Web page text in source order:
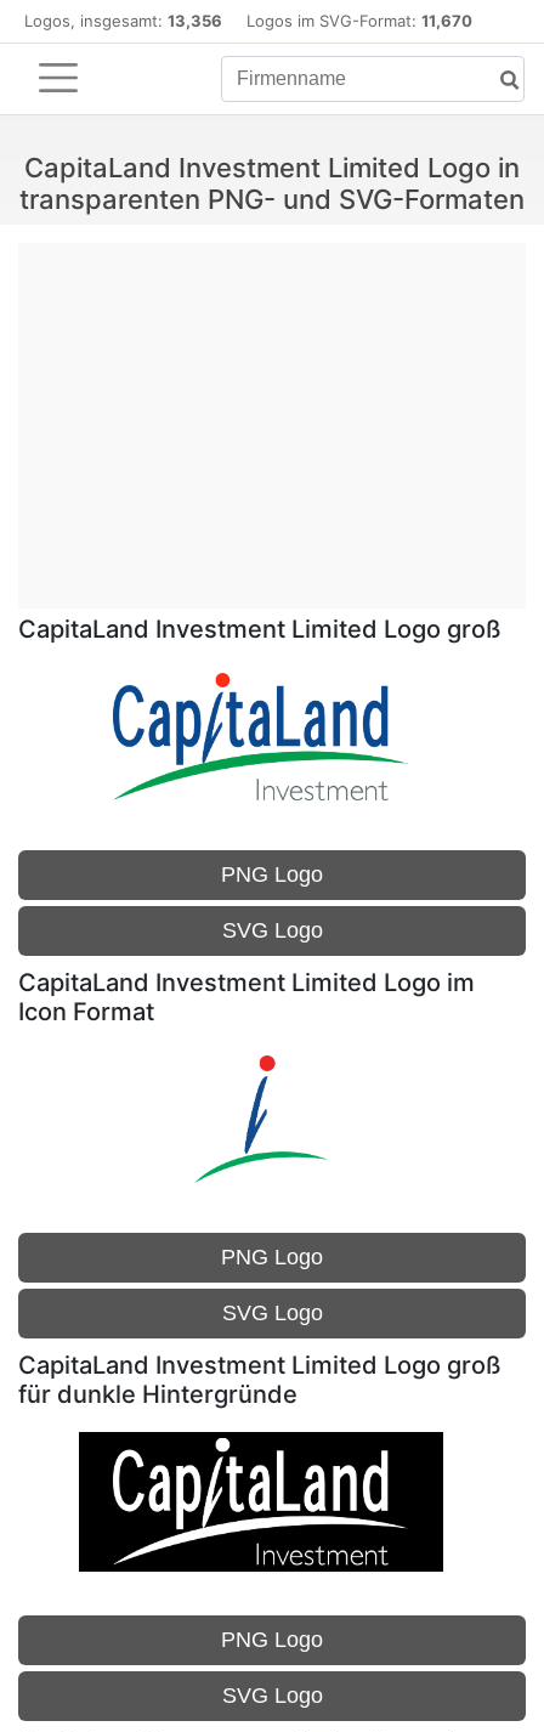
Logos, insgesamt: 13,356 Logos im SVG-Format: 11,670
CapitaLand Investment Limited Logo in
transparenten PNG- und SVG-Formaten
CapitaLand Investment Limited Logo groß
PNG Logo
SVG Logo
CapitaLand Investment Limited Logo im
Icon Format
PNG Logo
SVG Logo
CapitaLand Investment Limited Logo groß
für dunkle Hintergründe
PNG Logo
SVG Logo